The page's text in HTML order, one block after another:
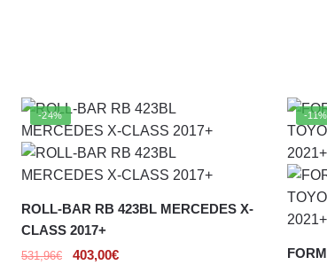
-24%
ROLL-BAR RB 423BL MERCEDES X-
CLASS 2017+
531,96€ 403,00€
-11%